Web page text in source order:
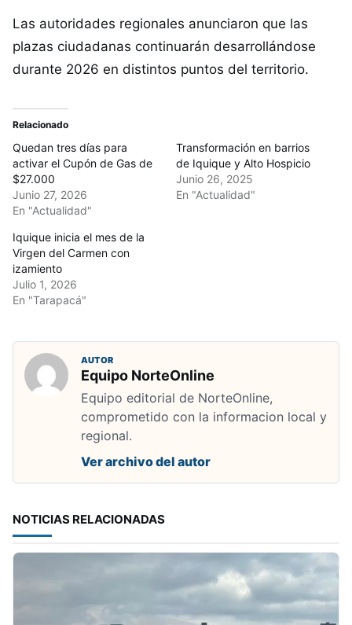
Las autoridades regionales anunciaron que las
plazas ciudadanas continuarán desarrollándose
durante 2026 en distintos puntos del territorio.
Relacionado
Quedan tres días para
activar el Cupón de Gas de
$27.000
Junio 27, 2026
En "Actualidad"
Transformación en barrios
de Iquique y Alto Hospicio
Junio 26, 2025
En "Actualidad"
Iquique inicia el mes de la
Virgen del Carmen con
izamiento
Julio 1, 2026
En "Tarapacá"
AUTOR
Equipo NorteOnline
Equipo editorial de NorteOnline,
comprometido con la informacion local y
regional.
Ver archivo del autor
NOTICIAS RELACIONADAS